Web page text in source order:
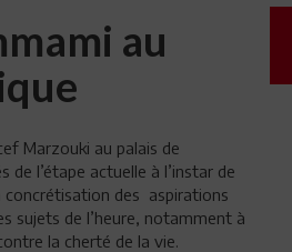
au
Marzouki au palais de
l’étape actuelle à l’instar de
des aspirations
sujets de l’heure, notamment à
la cherté de la vie.